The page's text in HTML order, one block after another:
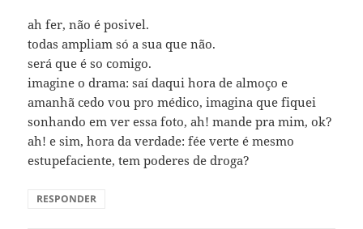
ah fer, não é posivel.
todas ampliam só a sua que não.
será que é so comigo.
imagine o drama: saí daqui hora de almoço e
amanhã cedo vou pro médico, imagina que fiquei
sonhando em ver essa foto, ah! mande pra mim, ok?
ah! e sim, hora da verdade: fée verte é mesmo
estupefaciente, tem poderes de droga?
RESPONDER